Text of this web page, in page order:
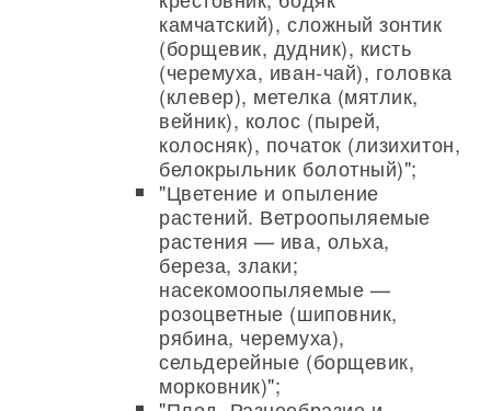
камчатский), сложный зонтик
(борщевик, дудник), кисть
(черемуха, иван-чай), головка
(клевер), метелка (мятлик,
вейник), колос (пырей,
колосняк), початок (лизихитон,
белокрыльник болотный)";
"Цветение и опыление
растений. Ветроопыляемые
растения — ива, ольха,
береза, злаки;
насекомоопыляемые —
розоцветные (шиповник,
рябина, черемуха),
сельдерейные (борщевик,
морковник)";